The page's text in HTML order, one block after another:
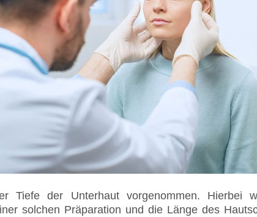
Tiefe der Unterhaut vorgenommen. Hierbei
solchen Präparation und die Länge des